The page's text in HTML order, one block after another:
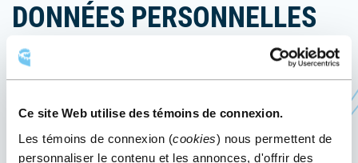
Ce site Web utilise des témoins de connexion.
Les témoins de connexion (cookies) nous permettent de
personnaliser le contenu et les annonces, d'offrir des
DONNÉES PERSONNELLES
2023
Événement passé